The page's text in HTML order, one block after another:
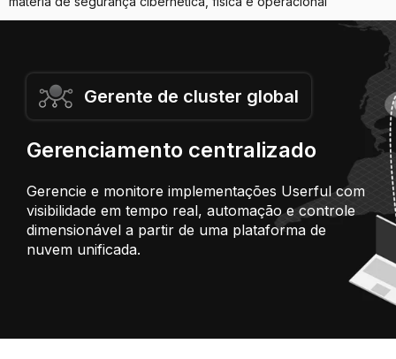
Gerente de cluster global
Gerenciamento centralizado
Gerencie e monitore implementações Userful com
visibilidade em tempo real, automação e controle
dimensionável a partir de uma plataforma de
nuvem unificada.